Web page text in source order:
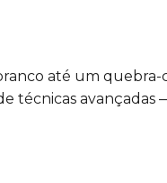
até um
técnicas avançadas